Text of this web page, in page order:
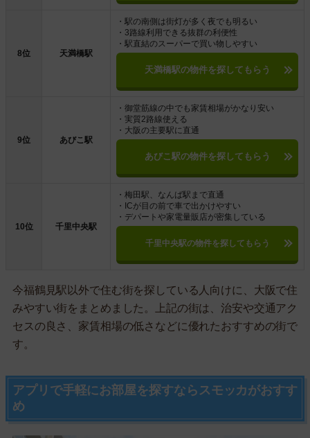
8位 天満橋駅
・駅の南側は街灯が多く夜でも明るい
・3路線利用できる抜群の利便性
・駅直結のスーパーで買い物しやすい
天満橋駅の物件を探してもらう
9位 あびこ駅
・御堂筋線の中でも家賃相場がかなり安い
・実質2路線使える
・大阪の主要駅に直通
あびこ駅の物件を探してもらう
10位 千里中央駅
・梅田駅、なんば駅まで直通
・ICが目の前で車で出かけやすい
・デパートや家電量販店が密集している
千里中央駅の物件を探してもらう
今福鶴見駅以外で住む街を探している人向けに、大阪で住
みやすい街をまとめました。上記の街は、治安や交通アク
セスの良さ、家賃相場の低さなどに優れたおすすめの街で
す。
アプリで手軽にお部屋を探すならスモッカがおすす
め